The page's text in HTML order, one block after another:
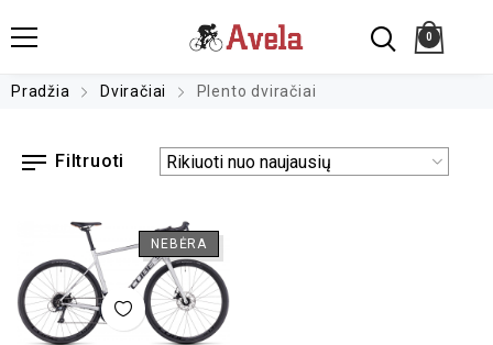
0
Pradžia Dviračiai Plento dviračiai
Filtruoti
NEBĖRA